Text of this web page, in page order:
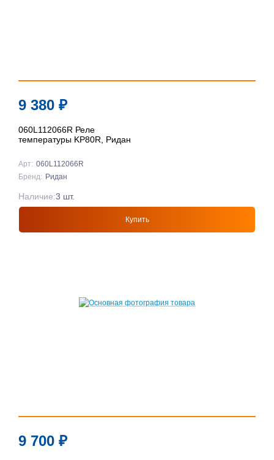
9 380 ₽
060L112066R Реле
температуры KP80R, Ридан
Арт: 060L112066R
Бренд: Ридан
Купить
Наличие:3 шт.
9 700 ₽